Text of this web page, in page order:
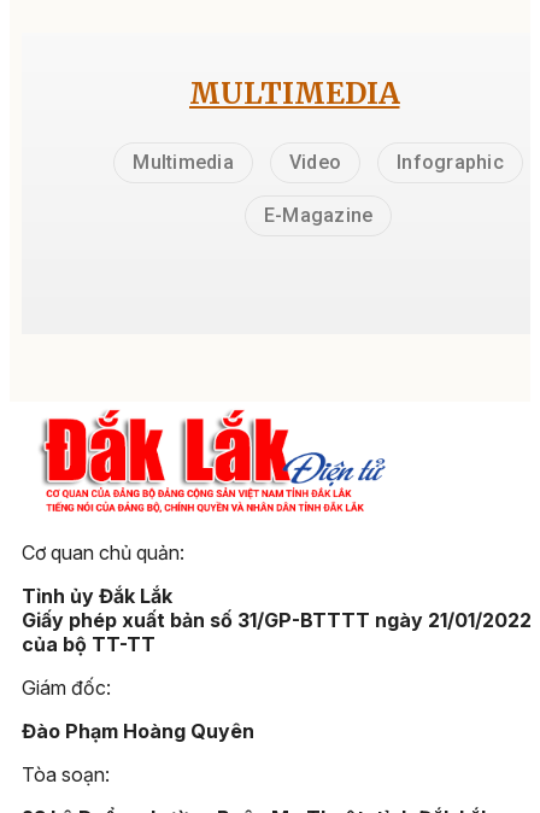
MULTIMEDIA
Multimedia Video Infographic
E-Magazine
Cơ quan chủ quản:
Tỉnh ủy Đắk Lắk
Giấy phép xuất bản số 31/GP-BTTTT ngày 21/01/2022
của bộ TT-TT
Giám đốc:
Đào Phạm Hoàng Quyên
Tòa soạn: